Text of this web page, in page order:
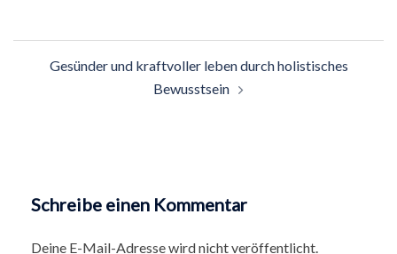
Gesünder und kraftvoller leben durch holistisches
Bewusstsein
Schreibe einen Kommentar
Deine E-Mail-Adresse wird nicht veröffentlicht.